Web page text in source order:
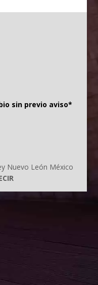
sin previo aviso*
Nuevo León México